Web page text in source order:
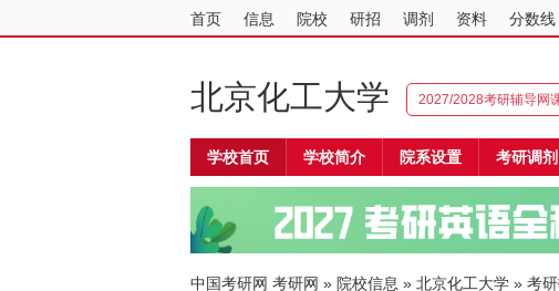
首页 信息 院校 研招 调剂 资料 分数线
北京化工大学 2027/2028考研辅导网
学校首页 学校简介 院系设置 考研调剂
中国考研网 考研网 » 院校信息 » 北京化工大学 » 考